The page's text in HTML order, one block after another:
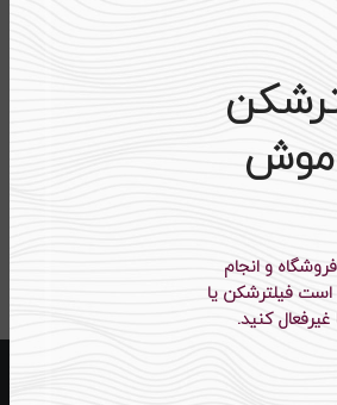
و انجام
است فیلترشکن یا
۳۲۳،۰۰۰